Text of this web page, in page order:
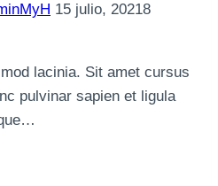
15 julio, 20218
lacinia. Sit amet cursus
pulvinar sapien et ligula